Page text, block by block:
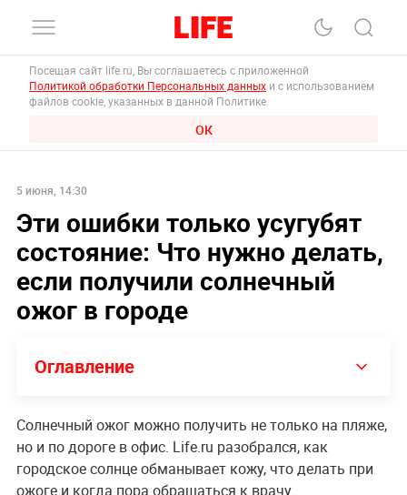
Посещая сайт life.ru, Вы соглашаетесь с приложенной
Политикой обработки Персональных данных и с использованием
файлов cookie, указанных в данной Политике.
ОК
5 июня, 14:30
Эти ошибки только усугубят
состояние: Что нужно делать,
если получили солнечный
ожог в городе
Оглавление
Солнечный ожог можно получить не только на пляже,
но и по дороге в офис. Life.ru разобрался, как
городское солнце обманывает кожу, что делать при
ожоге и когда пора обращаться к врачу.